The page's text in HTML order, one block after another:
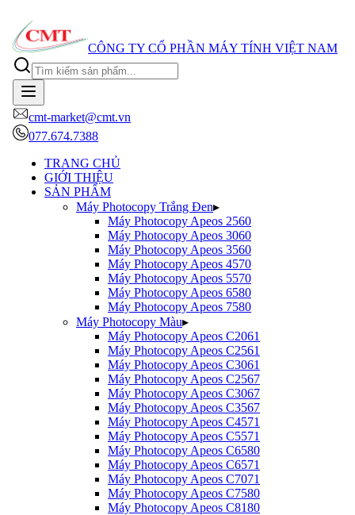
CÔNG TY CỔ PHẦN MÁY TÍNH VIỆT NAM
cmt-market@cmt.vn
077.674.7388
TRANG CHỦ
GIỚI THIỆU
SẢN PHẨM
Máy Photocopy Trắng Đen▸
Máy Photocopy Apeos 2560
Máy Photocopy Apeos 3060
Máy Photocopy Apeos 3560
Máy Photocopy Apeos 4570
Máy Photocopy Apeos 5570
Máy Photocopy Apeos 6580
Máy Photocopy Apeos 7580
Máy Photocopy Màu▸
Máy Photocopy Apeos C2061
Máy Photocopy Apeos C2561
Máy Photocopy Apeos C3061
Máy Photocopy Apeos C2567
Máy Photocopy Apeos C3067
Máy Photocopy Apeos C3567
Máy Photocopy Apeos C4571
Máy Photocopy Apeos C5571
Máy Photocopy Apeos C6580
Máy Photocopy Apeos C6571
Máy Photocopy Apeos C7071
Máy Photocopy Apeos C7580
Máy Photocopy Apeos C8180